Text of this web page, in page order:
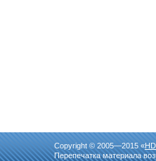
Copyright © 2005—2015 «
Перепечатка материала